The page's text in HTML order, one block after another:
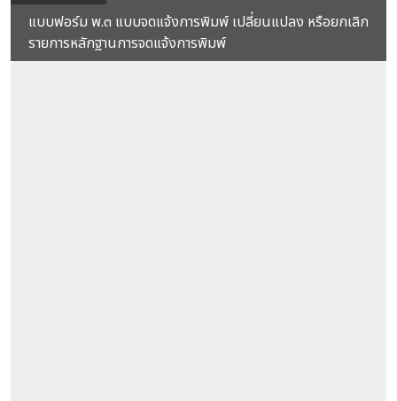
แบบฟอร์ม พ.๓ แบบจดแจ้งการพิมพ์ เปลี่ยนแปลง หรือยกเลิก
รายการหลักฐานการจดแจ้งการพิมพ์